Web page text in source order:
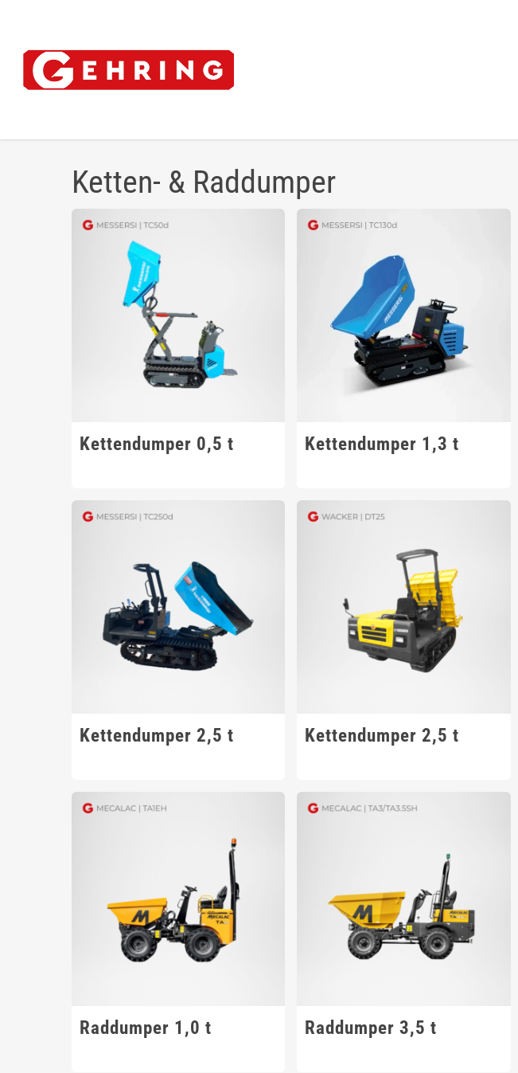
main
content
Ketten- & Raddumper
Kettendumper 0,5 t Kettendumper 1,3 t
Kettendumper 2,5 t Kettendumper 2,5 t
Raddumper 1,0 t Raddumper 3,5 t